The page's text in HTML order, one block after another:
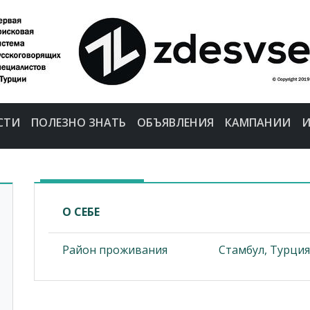
ПОЛЕЗНО ЗНАТЬ ОБЪЯВЛЕНИЯ КАМПАНИИ
О СЕБЕ
Район проживания Стамбул, Турция